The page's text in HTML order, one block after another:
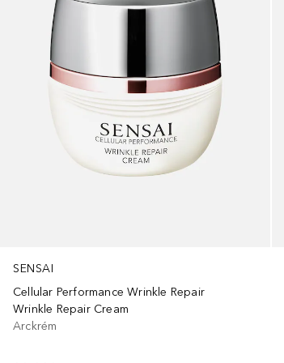
SENSAI
Cellular Performance Wrinkle Repair
Wrinkle Repair Cream
Arckrém